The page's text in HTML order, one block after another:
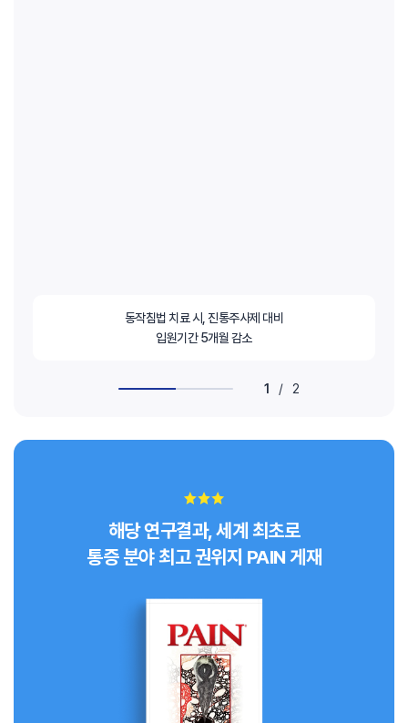
동작침법 치료 시, 진통주사제 대비
입원기간 5개월 감소
1 / 2
해당 연구결과, 세계 최초로
통증 분야 최고 권위지 PAIN 게재